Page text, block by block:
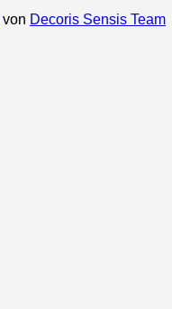
von Decoris Sensis Team